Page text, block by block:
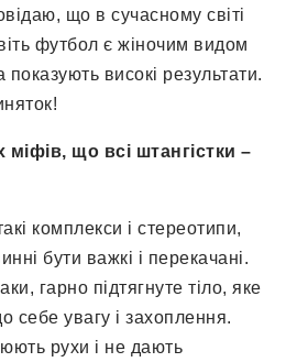
що в сучасному світі
футбол є жіночим видом
показують високі результати.
що всі штангістки –
комплекси і стереотипи,
бути важкі і перекачані.
гарно підтягнуте тіло, яке
себе увагу і захоплення.
рухи і не дають